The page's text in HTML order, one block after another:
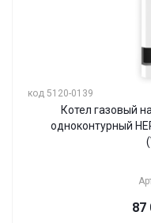
код 5120-0139
Котел газовый
одноконтурный
87